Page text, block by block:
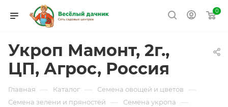
0
Укроп Мамонт, 2г.,
ЦП, Агрос, Россия
Главная — Каталог — Семена овощей и цветов —
Семена зелени и пряностей — Семена укропа —